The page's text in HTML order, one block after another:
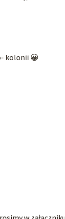
kolonii 😀